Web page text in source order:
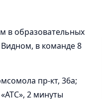
в образовательных
в команде 8
пр-кт, 36а;
2 минуты